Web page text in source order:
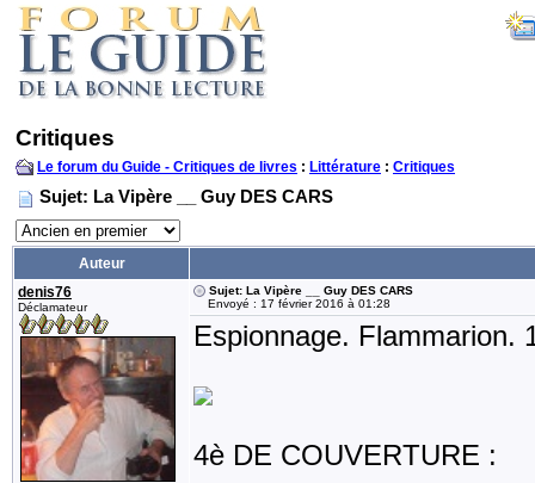
Critiques
Le forum du Guide - Critiques de livres : Littérature : Critiques
Sujet: La Vipère __ Guy DES CARS
Auteur
denis76
Déclamateur
Sujet: La Vipère __ Guy DES CARS
Envoyé : 17 février 2016 à 01:28
Espionnage. Flammarion.
4è DE COUVERTURE :